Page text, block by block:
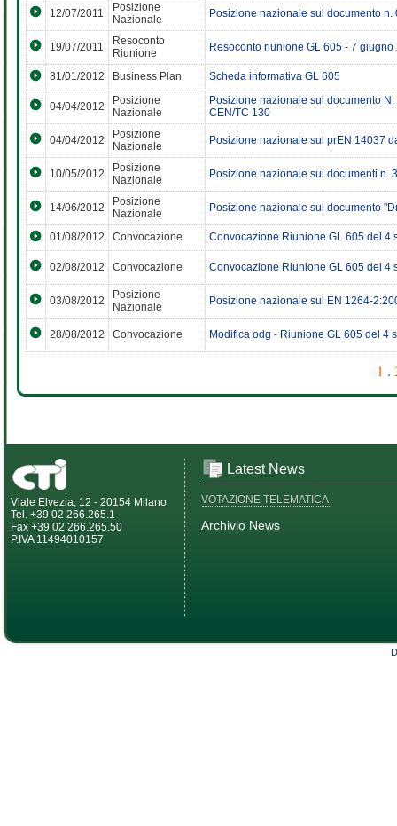
12/07/2011
Posizione
Nazionale
Posizione nazionale sul documento n.
19/07/2011
Resoconto
Riunione
Resoconto riunione GL 605 - 7 giugno
31/01/2012 Business Plan Scheda informativa GL 605
04/04/2012
Posizione
Nazionale
Posizione nazionale sul documento
CEN/TC 130
04/04/2012
Posizione
Nazionale
Posizione nazionale sul prEN 14037
10/05/2012
Posizione
Nazionale
Posizione nazionale sui documenti n.
14/06/2012
Posizione
Nazionale
Posizione nazionale sul documento
01/08/2012 Convocazione Convocazione Riunione GL 605 del 4
02/08/2012 Convocazione Convocazione Riunione GL 605 del 4
03/08/2012
Posizione
Nazionale
Posizione nazionale sul EN 1264-
28/08/2012 Convocazione Modifica odg - Riunione GL 605 del 4
1 .
Viale Elvezia, 12 - 20154 Milano
Tel. +39 02 266.265.1
Fax +39 02 266.265.50
P.IVA 11494010157
Latest News
VOTAZIONE TELEMATICA
Archivio News